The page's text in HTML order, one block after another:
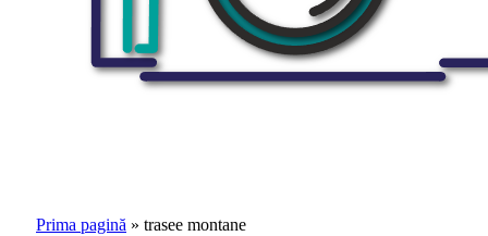
Prima pagină » trasee montane